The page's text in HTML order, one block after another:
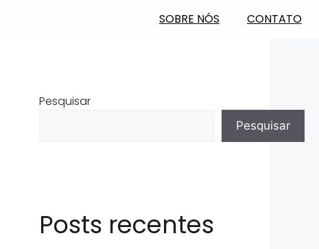
SOBRE NÓS CONTATO
Pesquisar
Pesquisar
Posts recentes